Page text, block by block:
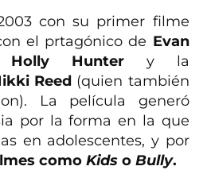
con su primer filme
el prtagónico de Evan
Holly Hunter y la
Reed (quien también
La película generó
por la forma en la que
en adolescentes, y por
comoKids oBully.